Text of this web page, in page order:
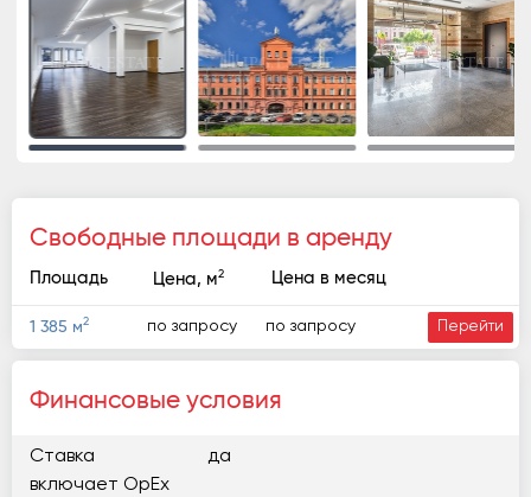
Свободные площади в аренду
Площадь Цена, м2 Цена в месяц
1 385 м2 по запросу по запросу Перейти
Финансовые условия
Ставка
включает OpEx
да